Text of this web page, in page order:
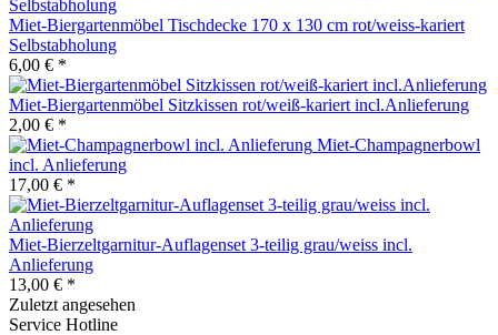
Miet-Biergartenmöbel Tischdecke 170 x 130 cm rot/weiss-kariert
Selbstabholung
6,00 € *
Miet-Biergartenmöbel Sitzkissen rot/weiß-kariert incl.Anlieferung
2,00 € *
Miet-Champagnerbowl
incl. Anlieferung
17,00 € *
Miet-Bierzeltgarnitur-Auflagenset 3-teilig grau/weiss incl.
Anlieferung
13,00 € *
Zuletzt angesehen
Service Hotline